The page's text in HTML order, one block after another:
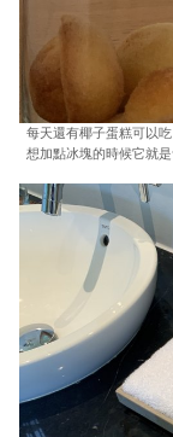
每天還有椰子蛋糕可以
想加點冰塊的時候它就是